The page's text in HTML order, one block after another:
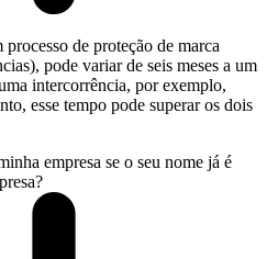
de proteção de marca
pode variar de seis meses a um
intercorrência, por exemplo,
esse tempo pode superar os dois
empresa se o seu nome já é